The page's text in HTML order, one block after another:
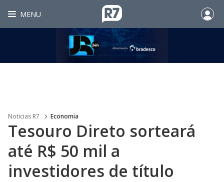
MENU
Noticias R7 Economia
Tesouro Direto sorteará
até R$ 50 mil a
investidores de título